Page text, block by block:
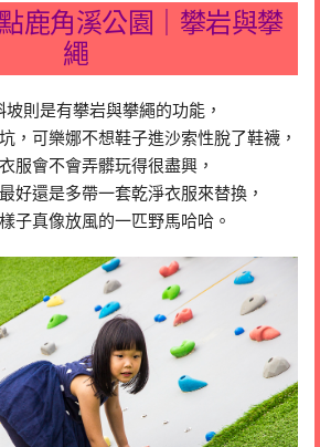
鹿角溪公園｜攀岩與攀
繩
坡則是有攀岩與攀繩的功能，
，可樂娜不想鞋子進沙索性脫了鞋襪，
服會不會弄髒玩得很盡興，
好還是多帶一套乾淨衣服來替換，
子真像放風的一匹野馬哈哈。